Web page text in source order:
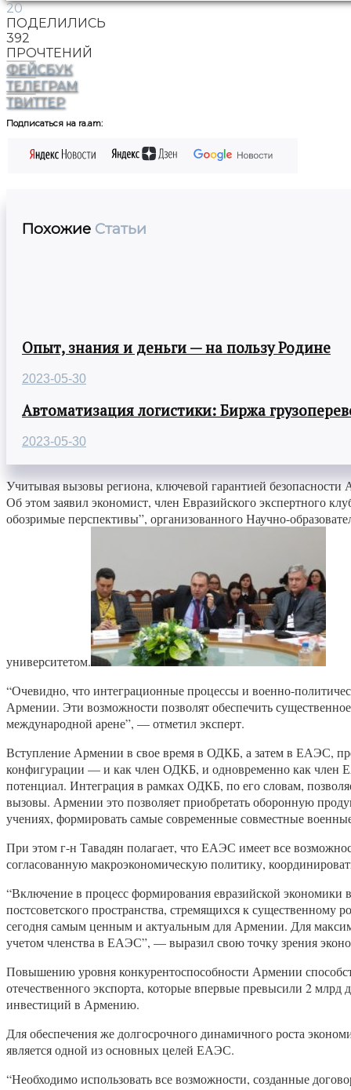
20
ПОДЕЛИЛИСЬ
392
ПРОЧТЕНИЙ
ФЕЙСБУК
ТЕЛЕГРАМ
ТВИТТЕР
Подписаться на ra.am:
Похожие Статьи
Опыт, знания и деньги — на пользу Родине
2023-05-30
Автоматизация логистики: Биржа
2023-05-30
Учитывая вызовы региона, ключевой гарантией
Об этом заявил экономист, член Евразийского экспертного
обозримые перспективы”, организованного Научно-
университетом.
“Очевидно, что интеграционные процессы и военно-
Армении. Эти возможности позволят обеспечить
международной арене”, — отметил эксперт.
Вступление Армении в свое время в ОДКБ, а затем в ЕАЭС,
конфигурации — и как член ОДКБ, и одновременно как член
потенциал. Интеграция в рамках ОДКБ, по его словам,
вызовы. Армении это позволяет приобретать оборонную
учениях, формировать самые современные совместные
При этом г-н Тавадян полагает, что ЕАЭС имеет все
согласованную макроэкономическую политику,
“Включение в процесс формирования евразийской экономики
постсоветского пространства, стремящихся к существенному
сегодня самым ценным и актуальным для Армении. Для
учетом членства в ЕАЭС”, — выразил свою точку зрения
Повышению уровня конкурентоспособности Армении
отечественного экспорта, которые впервые превысили 2
инвестиций в Армению.
Для обеспечения же долгосрочного динамичного роста
является одной из основных целей ЕАЭС.
“Необходимо использовать все возможности, созданные